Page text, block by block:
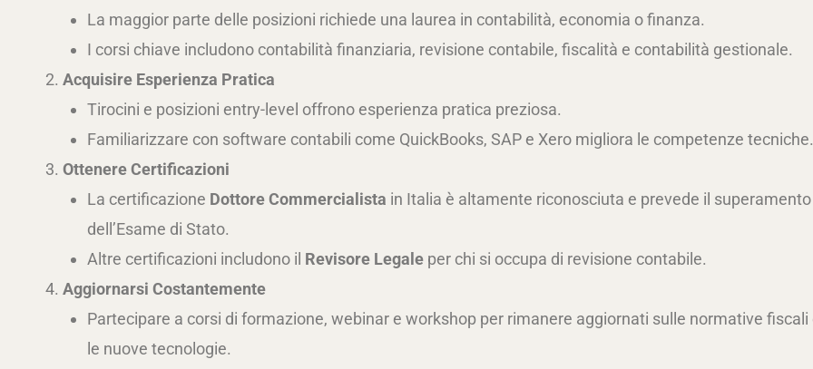
La maggior parte delle posizioni richiede una laurea in contabilità, economia o finanza.
I corsi chiave includono contabilità finanziaria, revisione contabile, fiscalità e contabilità gestionale.
Acquisire Esperienza Pratica
Tirocini e posizioni entry-level offrono esperienza pratica preziosa.
Familiarizzare con software contabili come QuickBooks, SAP e Xero migliora le competenze tecniche.
Ottenere Certificazioni
La certificazione Dottore Commercialista in Italia è altamente riconosciuta e prevede il superamento
dell’Esame di Stato.
Altre certificazioni includono il Revisore Legale per chi si occupa di revisione contabile.
Aggiornarsi Costantemente
Partecipare a corsi di formazione, webinar e workshop per rimanere aggiornati sulle normative fiscali
le nuove tecnologie.